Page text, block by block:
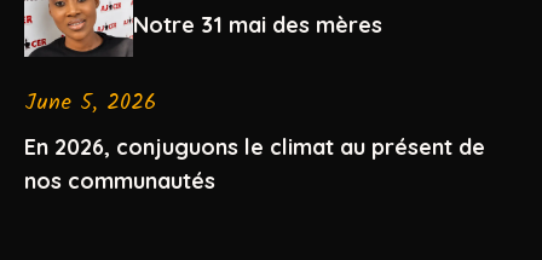
Notre 31 mai des mères
June 5, 2026
En 2026, conjuguons le climat au présent de
nos communautés